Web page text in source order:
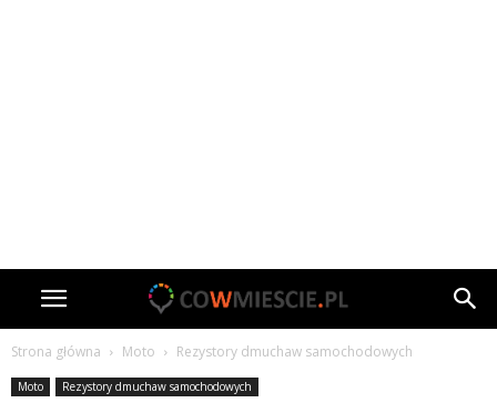
Strona główna Moto Rezystory dmuchaw samochodowych
Moto Rezystory dmuchaw samochodowych